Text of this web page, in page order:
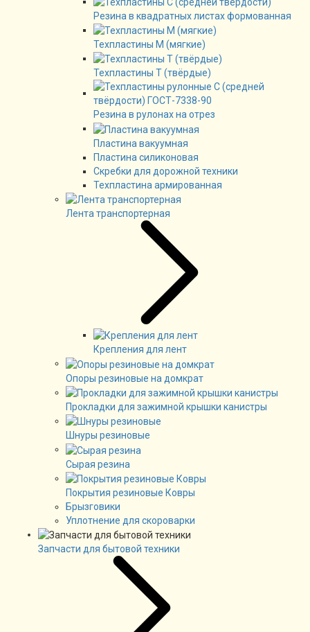
Резина в квадратных листах формованная
Техпластины М (мягкие)
Техпластины Т (твёрдые)
Резина в рулонах на отрез
Пластина вакуумная
Пластина силиконовая
Скребки для дорожной техники
Техпластина армированная
Лента транспортерная
Крепления для лент
Опоры резиновые на домкрат
Прокладки для зажимной крышки канистры
Шнуры резиновые
Сырая резина
Покрытия резиновые Ковры
Брызговики
Уплотнение для скороварки
Запчасти для бытовой техники